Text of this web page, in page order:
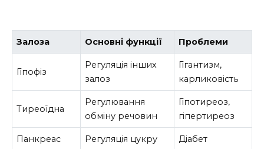
Залоза Основні функції Проблеми
Гіпофіз
Регуляція інших
залоз
Гігантизм,
карликовість
Тиреоїдна
Регулювання
обміну речовин
Гіпотиреоз,
гіпертиреоз
Панкреас Регуляція цукру Діабет